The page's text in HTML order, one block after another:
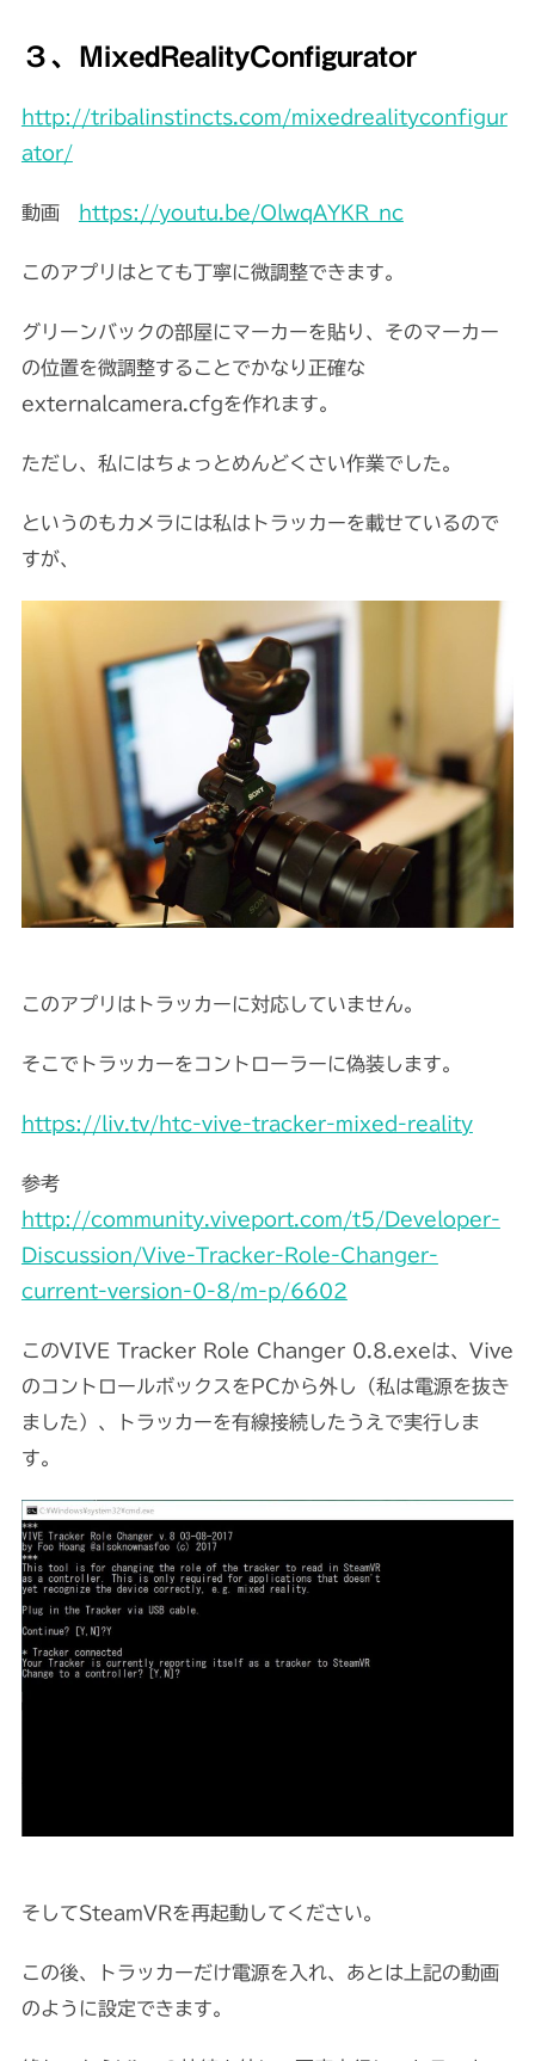
３、MixedRealityConfigurator
http://tribalinstincts.com/mixedrealityconfigur
ator/
動画 https://youtu.be/OlwqAYKR_nc
このアプリはとても丁寧に微調整できます。
グリーンバックの部屋にマーカーを貼り、そのマーカー
の位置を微調整することでかなり正確な
externalcamera.cfgを作れます。
ただし、私にはちょっとめんどくさい作業でした。
というのもカメラには私はトラッカーを載せているので
すが、
このアプリはトラッカーに対応していません。
そこでトラッカーをコントローラーに偽装します。
https://liv.tv/htc-vive-tracker-mixed-reality
参考
http://community.viveport.com/t5/Developer-
Discussion/Vive-Tracker-Role-Changer-
current-version-0-8/m-p/6602
このVIVE Tracker Role Changer 0.8.exeは、Vive
のコントロールボックスをPCから外し（私は電源を抜き
ました）、トラッカーを有線接続したうえで実行しま
す。
そしてSteamVRを再起動してください。
この後、トラッカーだけ電源を入れ、あとは上記の動画
のように設定できます。